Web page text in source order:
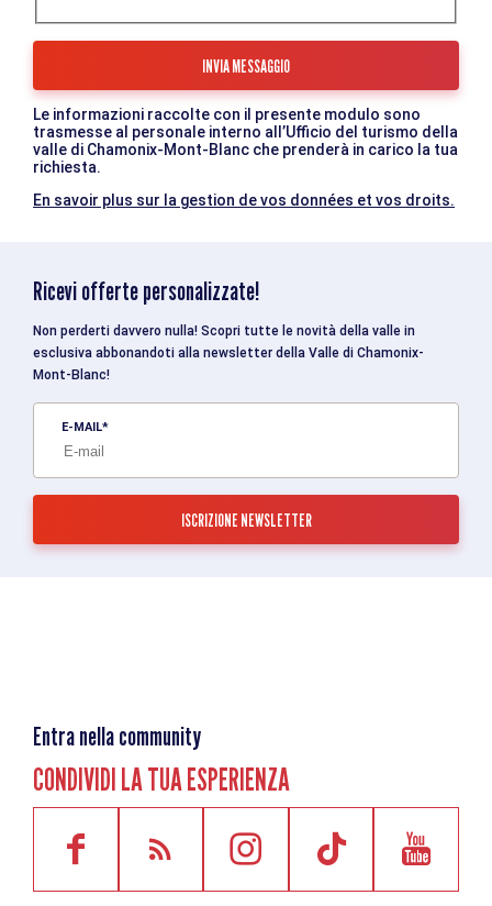
Le informazioni raccolte con il presente modulo sono
trasmesse al personale interno all’Ufficio del turismo della
valle di Chamonix-Mont-Blanc che prenderà in carico la tua
richiesta.
En savoir plus sur la gestion de vos données et vos droits.
Ricevi offerte personalizzate!
Non perderti davvero nulla! Scopri tutte le novità della valle in
esclusiva abbonandoti alla newsletter della Valle di Chamonix-
Mont-Blanc!
E-MAIL
Entra nella community
CONDIVIDI LA TUA ESPERIENZA